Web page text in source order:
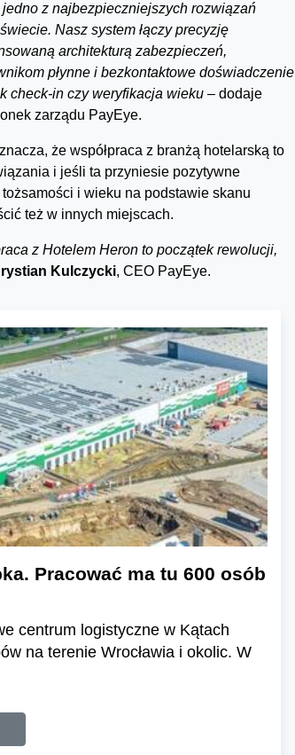
z najbezpieczniejszych rozwiązań
Nasz system łączy precyzję
architekturą zabezpieczeń,
płynne i bezkontaktowe doświadczenie
check-in czy weryfikacja wieku – dodaje
zarządu PayEye.
że współpraca z branżą hotelarską to
i jeśli ta przyniesie pozytywne
i wieku na podstawie skanu
też w innych miejscach.
z Hotelem Heron to początek rewolucji,
Kulczycki, CEO PayEye.
Pracować ma tu 600 osób
centrum logistyczne w Kątach
na terenie Wrocławia i okolic. W